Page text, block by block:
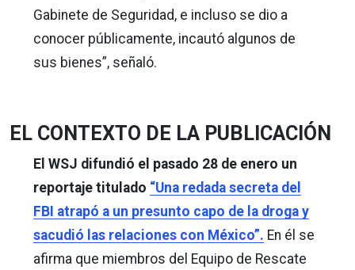
Gabinete de Seguridad, e incluso se dio a
conocer públicamente, incautó algunos de
sus bienes”, señaló.
EL CONTEXTO DE LA PUBLICACIÓN
El WSJ difundió el pasado 28 de enero un
reportaje titulado “Una redada secreta del
FBI atrapó a un presunto capo de la droga y
sacudió las relaciones con México”. En él se
afirma que miembros del Equipo de Rescate